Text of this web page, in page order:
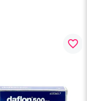
favorite_border